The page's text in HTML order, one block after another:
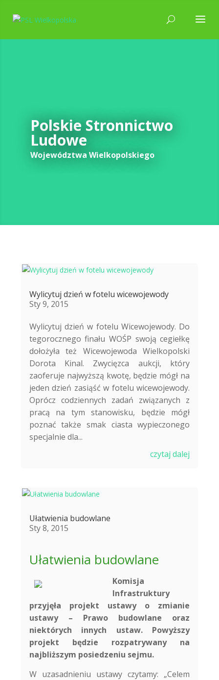
Polskie Stronnictwo
Ludowe
Województwa Wielkopolskiego
Wylicytuj dzień w fotelu wicewojewody
Sty 9, 2015
Wylicytuj dzień w fotelu Wicewojewody. Do
tegorocznego finału WOŚP swoją cegiełkę
dołożyła też Wicewojewoda Wielkopolski
Dorota Kinal. Zwycięzca aukcji, który
zaoferuje najwyższą kwotę, będzie mógł na
jeden dzień zasiąść w fotelu wicewojewody.
Oprócz codziennych zadań związanych z
pracą na tym stanowisku, będzie mógł
poznać także smak ciasta wypieczonego
specjalnie dla...
czytaj dalej
Ułatwienia budowlane
Sty 8, 2015
Ułatwienia budowlane
Komisja
Infrastruktury
przyjęła projekt ustawy o zmianie
ustawy – Prawo budowlane oraz
niektórych innych ustaw. Powyższy
projekt będzie rozpatrywany na
najbliższym posiedzeniu sejmu.
W uzasadnieniu ustawy czytamy: „Celem